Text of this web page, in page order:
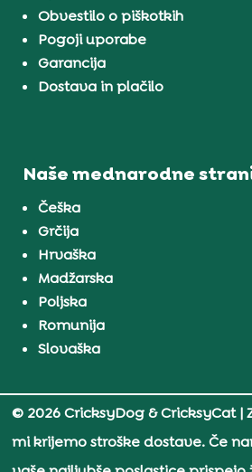
Obvestilo o piškotkih
Pogoji uporabe
Garancija
Dostava in plačilo
Naše mednarodne
Češka
Grčija
Hrvaška
Madžarska
Poljska
Romunija
Slovaška
© 2026 CricksyDog & CricksyCat|
mi krijemo stroške dostave. Če